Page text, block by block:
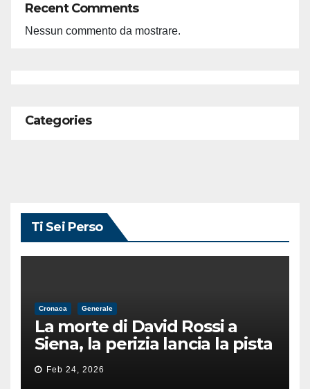
Recent Comments
Nessun commento da mostrare.
Categories
Ti Sei Perso
Cronaca Generale
La morte di David Rossi a
Siena, la perizia lancia la pista
di un’intimidazione finita
male
Feb 24, 2026